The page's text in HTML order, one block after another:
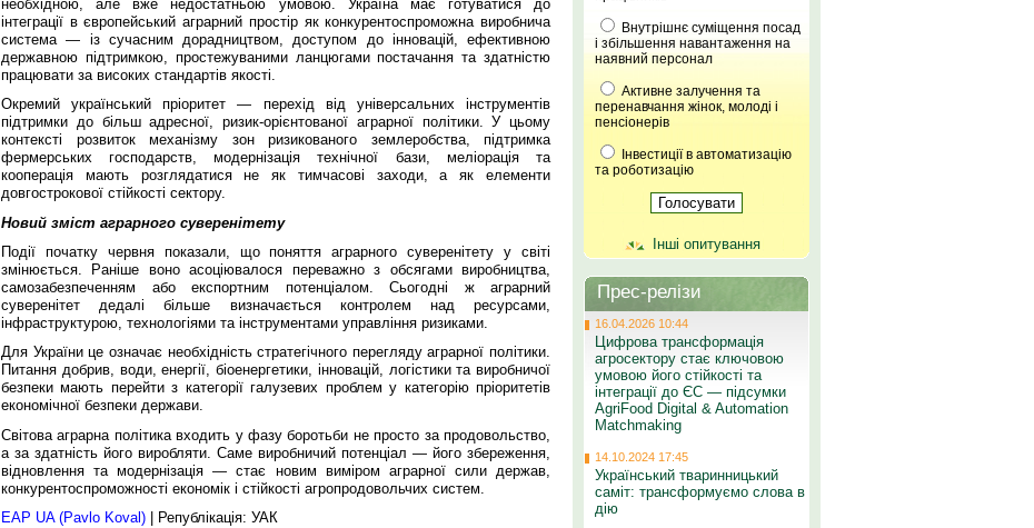
необхідною, але вже недостатньою умовою. Україна має готуватися до
інтеграції в європейський аграрний простір як конкурентоспроможна виробнича
система — із сучасним дорадництвом, доступом до інновацій, ефективною
державною підтримкою, простежуваними ланцюгами постачання та здатністю
працювати за високих стандартів якості.
Окремий український пріоритет — перехід від універсальних інструментів
підтримки до більш адресної, ризик-орієнтованої аграрної політики. У цьому
контексті розвиток механізму зон ризикованого землеробства, підтримка
фермерських господарств, модернізація технічної бази, меліорація та
кооперація мають розглядатися не як тимчасові заходи, а як елементи
довгострокової стійкості сектору.
Новий зміст аграрного суверенітету
Події початку червня показали, що поняття аграрного суверенітету у світі
змінюється. Раніше воно асоціювалося переважно з обсягами виробництва,
самозабезпеченням або експортним потенціалом. Сьогодні ж аграрний
суверенітет дедалі більше визначається контролем над ресурсами,
інфраструктурою, технологіями та інструментами управління ризиками.
Для України це означає необхідність стратегічного перегляду аграрної політики.
Питання добрив, води, енергії, біоенергетики, інновацій, логістики та виробничої
безпеки мають перейти з категорії галузевих проблем у категорію пріоритетів
економічної безпеки держави.
Світова аграрна політика входить у фазу боротьби не просто за продовольство,
а за здатність його виробляти. Саме виробничий потенціал — його збереження,
відновлення та модернізація — стає новим виміром аграрної сили держав,
конкурентоспроможності економік і стійкості агропродовольчих систем.
EAP UA (Pavlo Koval)
| Републікація: УАК
Внутрішнє суміщення посад
і збільшення навантаження на
наявний персонал
Активне залучення та
перенавчання жінок, молоді і
пенсіонерів
Інвестиції в автоматизацію
та роботизацію
Інші опитування
Прес-релізи
16.04.2026 10:44
Цифрова трансформація
агросектору стає ключовою
умовою його стійкості та
інтеграції до ЄС — підсумки
AgriFood Digital & Automation
Matchmaking
14.10.2024 17:45
Український тваринницький
саміт: трансформуємо слова в
дію